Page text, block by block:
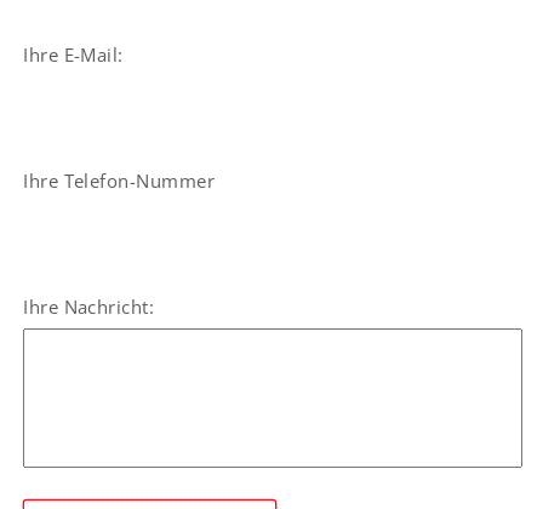
Ihre E-Mail:
Ihre Telefon-Nummer
Ihre Nachricht: